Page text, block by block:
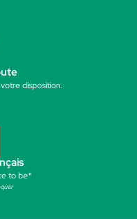
disposition.
to be*